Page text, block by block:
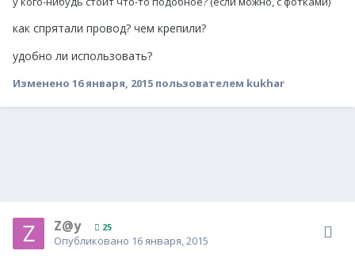
как спрятали провод? чем крепили?
удобно ли использовать?
Изменено 16 января, 2015 пользователем kukhar
Z@y 25
Опубликовано 16 января, 2015